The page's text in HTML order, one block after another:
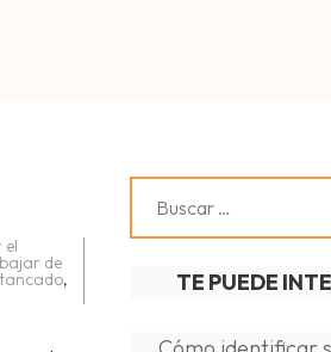
el
de
, TE PUEDE